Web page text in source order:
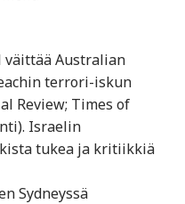
Australian
terrori-iskun
Review; Times of
Israelin
tukea ja kritiikkiä
Sydneyssä